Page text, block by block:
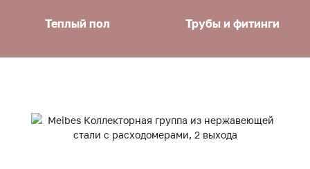
Теплый пол Трубы и фитинги